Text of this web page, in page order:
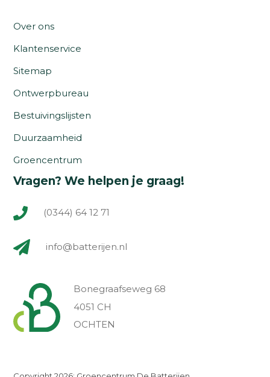
Over ons
Klantenservice
Sitemap
Ontwerpbureau
Bestuivingslijsten
Duurzaamheid
Groencentrum
Vragen? We helpen je graag!
(0344) 64 12 71
info@batterijen.nl
Bonegraafseweg 68
4051 CH
OCHTEN